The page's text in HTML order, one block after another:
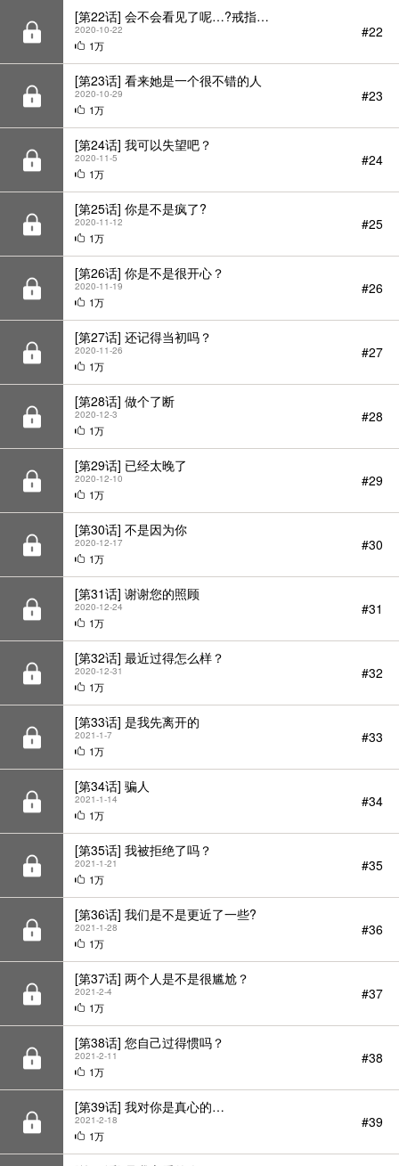
[第22话] 会不会看见了呢…?戒指…
2020-10-22
1万
#22
[第23话] 看来她是一个很不错的人
2020-10-29
1万
#23
[第24话] 我可以失望吧？
2020-11-5
1万
#24
[第25话] 你是不是疯了?
2020-11-12
1万
#25
[第26话] 你是不是很开心？
2020-11-19
1万
#26
[第27话] 还记得当初吗？
2020-11-26
1万
#27
[第28话] 做个了断
2020-12-3
1万
#28
[第29话] 已经太晚了
2020-12-10
1万
#29
[第30话] 不是因为你
2020-12-17
1万
#30
[第31话] 谢谢您的照顾
2020-12-24
1万
#31
[第32话] 最近过得怎么样？
2020-12-31
1万
#32
[第33话] 是我先离开的
2021-1-7
1万
#33
[第34话] 骗人
2021-1-14
1万
#34
[第35话] 我被拒绝了吗？
2021-1-21
1万
#35
[第36话] 我们是不是更近了一些?
2021-1-28
1万
#36
[第37话] 两个人是不是很尴尬？
2021-2-4
1万
#37
[第38话] 您自己过得惯吗？
2021-2-11
1万
#38
[第39话] 我对你是真心的…
2021-2-18
1万
#39